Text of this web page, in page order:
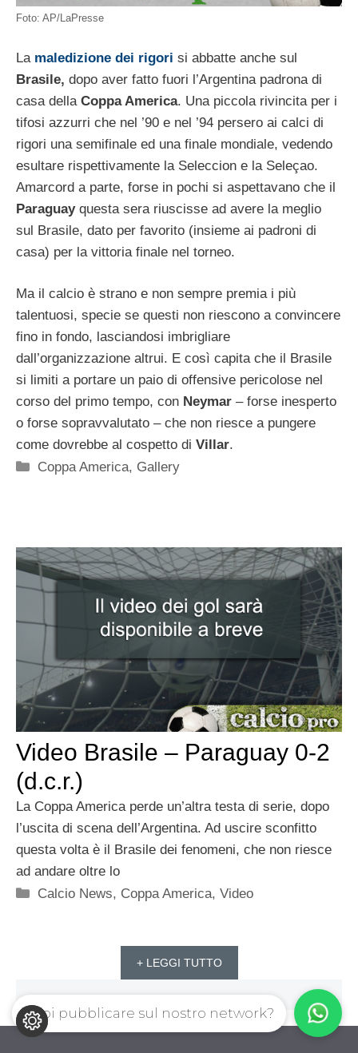
Foto: AP/LaPresse
La maledizione dei rigori si abbatte anche sul
Brasile, dopo aver fatto fuori l’Argentina padrona di
casa della Coppa America. Una piccola rivincita per i
tifosi azzurri che nel ’90 e nel ’94 persero ai calci di
rigori una semifinale ed una finale mondiale, vedendo
esultare rispettivamente la Seleccion e la Seleçao.
Amarcord a parte, forse in pochi si aspettavano che il
Paraguayquesta sera riuscisse ad avere la meglio
sul Brasile, dato per favorito (insieme ai padroni di
casa) per la vittoria finale nel torneo.
Ma il calcio è strano e non sempre premia i più
talentuosi, specie se questi non riescono a convincere
fino in fondo, lasciandosi imbrigliare
dall’organizzazione altrui. E così capita che il Brasile
si limiti a portare un paio di offensive pericolose nel
corso del primo tempo, con Neymar – forse inesperto
o forse sopravvalutato – che non riesce a pungere
come dovrebbe al cospetto di Villar.
Categorie
Coppa America, Gallery
Video Brasile – Paraguay 0-2
(d.c.r.)
La Coppa America perde un’altra testa di serie, dopo
l’uscita di scena dell’Argentina. Ad uscire sconfitto
questa volta è il Brasile dei fenomeni, che non riesce
ad andare oltre lo
Categorie
Calcio News, Coppa America,Video
+ LEGGI TUTTO
Vuoi pubblicare sul nostro network?